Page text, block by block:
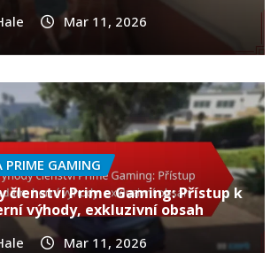
Mar 11, 2026
PRIME GAMING
členství Prime Gaming: Přístup k
výhody, exkluzivní obsah
Mar 11, 2026